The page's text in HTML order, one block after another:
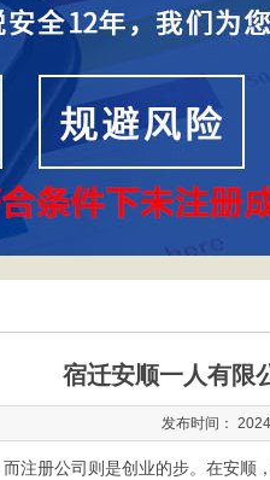
宿迁安顺一人有限
发布时间：
注册公司则是创业的步。在安